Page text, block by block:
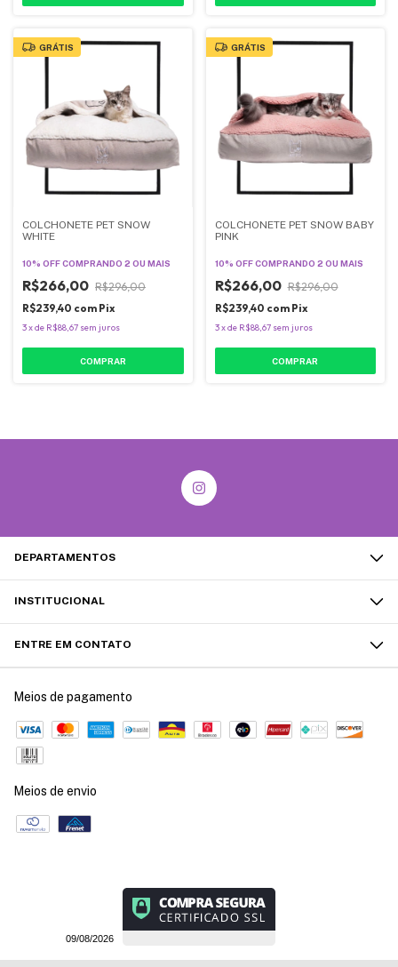
GRÁTIS
COLCHONETE PET SNOW
WHITE
10% OFFCOMPRANDO 2 OU MAIS
R$266,00 R$296,00
R$239,40 com Pix
3xde R$88,67 sem juros
COMPRAR
GRÁTIS
COLCHONETE PET SNOW BABY
PINK
10% OFF COMPRANDO 2 OU MAIS
R$266,00 R$296,00
R$239,40 com Pix
3xde R$88,67 sem juros
COMPRAR
DEPARTAMENTOS
INSTITUCIONAL
ENTRE EM CONTATO
Meios de pagamento
Meios de envio
09/08/2026